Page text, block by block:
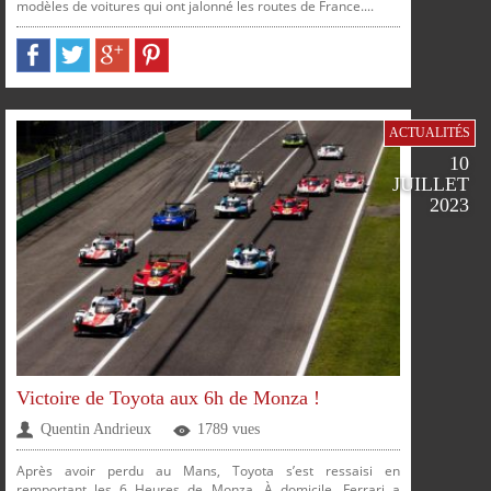
PLUS
FACEBOOKTWITTERGOOGLE PINTEREST
SUR SUR SUR SUR
SUR SUR SUR
modèles de voitures qui ont jalonné les routes de France....
ACTUALITÉS
10
JUILLET
2023
Victoire de Toyota aux 6h de Monza !
Quentin Andrieux 1789 vues
Après avoir perdu au Mans, Toyota s’est ressaisi en